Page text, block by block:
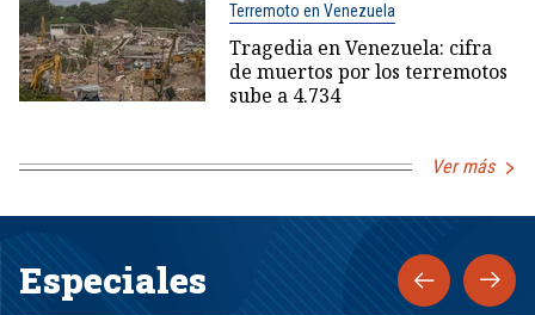
Terremoto en Venezuela
Tragedia en Venezuela: cifra
de muertos por los terremotos
sube a 4.734
Ver más
Especiales